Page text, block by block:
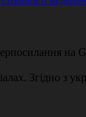
на
Згідно з